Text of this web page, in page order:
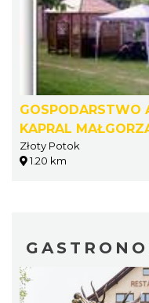
GOSPODARSTWO
KAPRAL
Złoty Potok
1.20 km